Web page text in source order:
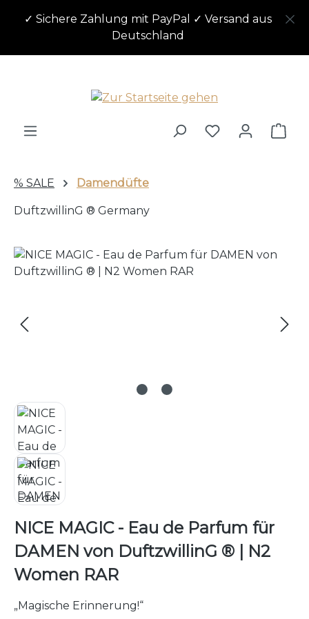
Zum Hauptinhalt springen
✓ Sichere Zahlung mit PayPal ✓ Versand aus
Deutschland
% SALE Damendüfte
DuftzwillinG ® Germany
Bildergalerie überspringen
NICE MAGIC - Eau de Parfum für
DAMEN von DuftzwillinG ® | N2
Women RAR
„Magische Erinnerung!“